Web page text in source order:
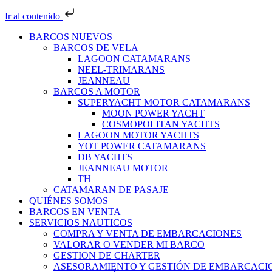
Ir al contenido
BARCOS NUEVOS
BARCOS DE VELA
LAGOON CATAMARANS
NEEL-TRIMARANS
JEANNEAU
BARCOS A MOTOR
SUPERYACHT MOTOR CATAMARANS
MOON POWER YACHT
COSMOPOLITAN YACHTS
LAGOON MOTOR YACHTS
YOT POWER CATAMARANS
DB YACHTS
JEANNEAU MOTOR
TH
CATAMARAN DE PASAJE
QUIÉNES SOMOS
BARCOS EN VENTA
SERVICIOS NAUTICOS
COMPRA Y VENTA DE EMBARCACIONES
VALORAR O VENDER MI BARCO
GESTION DE CHARTER
ASESORAMIENTO Y GESTIÓN DE